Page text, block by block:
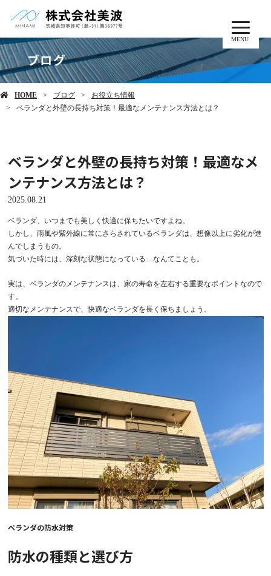
MENU
ブログ
HOME ブログ
お役立ち情報
ベランダと外壁の長持ち対策！最適なメンテナンス方法とは？
ベランダと外壁の長持ち対策！最適なメ
ンテナンス方法とは？
2025.08.21
ベランダ、いつまでも美しく快適に保ちたいですよね。
しかし、雨風や紫外線に常にさらされているベランダは、想像以上に劣化が進
んでしまうもの。
気づいた時には、深刻な状態になっている…なんてことも。
実は、ベランダのメンテナンスは、家の寿命を左右する重要なポイントなので
す。
適切なメンテナンスで、快適なベランダを長く保ちましょう。
ベランダの防水対策
防水の種類と選び方